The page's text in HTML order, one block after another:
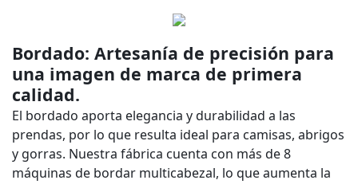
Bordado: Artesanía de precisión para
una imagen de marca de primera
calidad.
El bordado aporta elegancia y durabilidad a las
prendas, por lo que resulta ideal para camisas, abrigos
y gorras. Nuestra fábrica cuenta con más de 8
máquinas de bordar multicabezal, lo que aumenta la